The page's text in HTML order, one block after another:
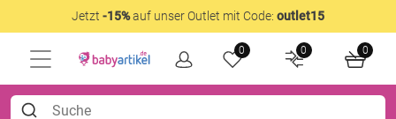
Jetzt -15%auf unser Outlet mit Code: outlet15
0 0 0